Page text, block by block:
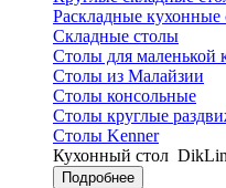
Раскладные кухонные
Складные столы
Столы для маленькой
Столы из Малайзии
Столы консольные
Столы круглые
Столы Kenner
Кухонный стол
Подробнее